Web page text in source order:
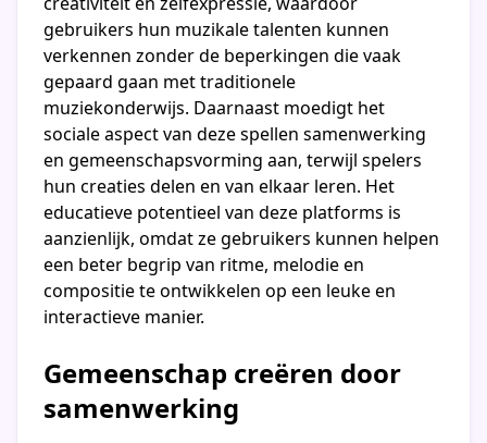
gebruikers hun muzikale talenten kunnen
verkennen zonder de beperkingen die vaak
gepaard gaan met traditionele
muziekonderwijs. Daarnaast moedigt het
sociale aspect van deze spellen samenwerking
en gemeenschapsvorming aan, terwijl spelers
hun creaties delen en van elkaar leren. Het
educatieve potentieel van deze platforms is
aanzienlijk, omdat ze gebruikers kunnen helpen
een beter begrip van ritme, melodie en
compositie te ontwikkelen op een leuke en
interactieve manier.
Gemeenschap creëren door
samenwerking